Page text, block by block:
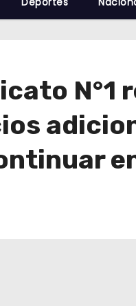
N°1